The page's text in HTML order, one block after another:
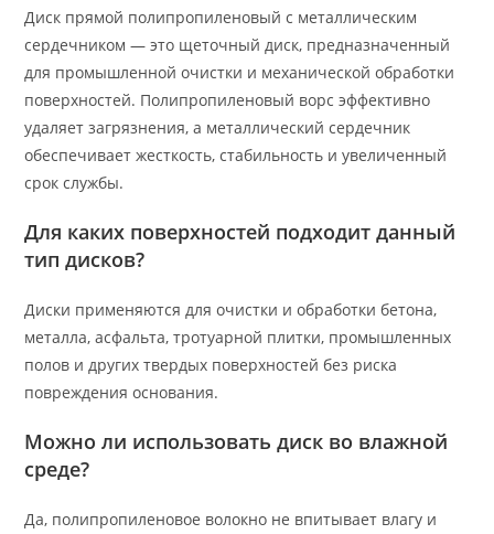
Диск прямой полипропиленовый с металлическим
сердечником — это щеточный диск, предназначенный
для промышленной очистки и механической обработки
поверхностей. Полипропиленовый ворс эффективно
удаляет загрязнения, а металлический сердечник
обеспечивает жесткость, стабильность и увеличенный
срок службы.
Для каких поверхностей подходит данный
тип дисков?
Диски применяются для очистки и обработки бетона,
металла, асфальта, тротуарной плитки, промышленных
полов и других твердых поверхностей без риска
повреждения основания.
Можно ли использовать диск во влажной
среде?
Да, полипропиленовое волокно не впитывает влагу и